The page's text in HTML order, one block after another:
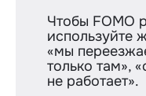
Чтобы FOMO
используйте
«мы
только там»,
не работает».